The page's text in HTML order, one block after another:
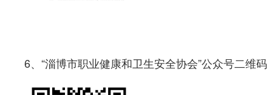
6、“淄博市职业健康和卫生安全协会”公众号二维码